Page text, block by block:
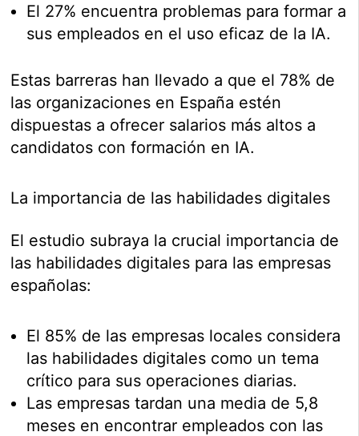
El 27% encuentra problemas para formar a
sus empleados en el uso eficaz de la IA.
Estas barreras han llevado a que el 78% de
las organizaciones en España estén
dispuestas a ofrecer salarios más altos a
candidatos con formación en IA.
La importancia de las habilidades digitales
El estudio subraya la crucial importancia de
las habilidades digitales para las empresas
españolas:
El 85% de las empresas locales considera
las habilidades digitales como un tema
crítico para sus operaciones diarias.
Las empresas tardan una media de 5,8
meses en encontrar empleados con las